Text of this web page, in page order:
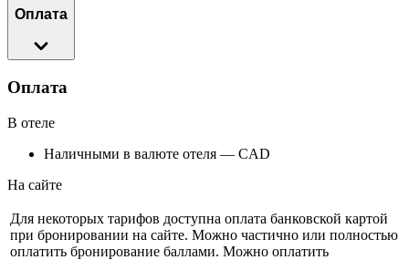
Оплата
Оплата
В отеле
Наличными в валюте отеля — CAD
На сайте
Для некоторых тарифов доступна оплата банковской картой
при бронировании на сайте. Можно частично или полностью
оплатить бронирование баллами. Можно оплатить